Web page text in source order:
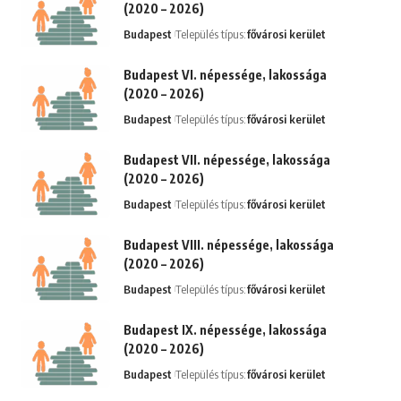
(2020 – 2026)
Budapest Település típus:fővárosi kerület
Budapest VI. népessége, lakossága
(2020 – 2026)
Budapest Település típus:fővárosi kerület
Budapest VII. népessége, lakossága
(2020 – 2026)
Budapest Település típus:fővárosi kerület
Budapest VIII. népessége, lakossága
(2020 – 2026)
Budapest Település típus:fővárosi kerület
Budapest IX. népessége, lakossága
(2020 – 2026)
Budapest Település típus:fővárosi kerület